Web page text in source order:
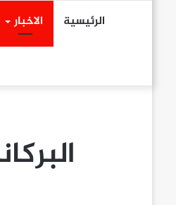
الرئيسية الاخبار